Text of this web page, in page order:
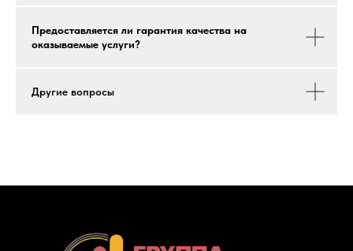
Предоставляется ли гарантия качества на
оказываемые услуги?
Другие вопросы